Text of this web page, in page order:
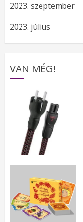
2023. szeptember
2023. július
VAN MÉG!